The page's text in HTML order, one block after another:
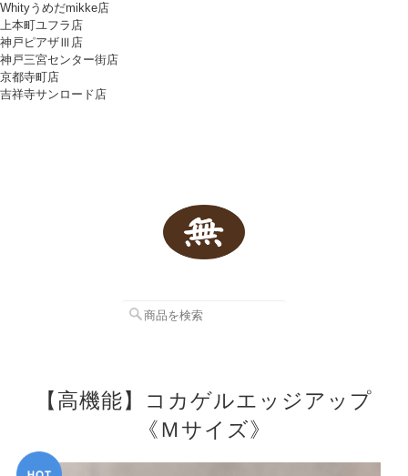
Whityうめだmikke店
上本町ユフラ店
神戸ピアザⅢ店
神戸三宮センター街店
京都寺町店
吉祥寺サンロード店
【高機能】コカゲルエッジアップ
《Ｍサイズ》